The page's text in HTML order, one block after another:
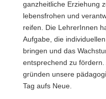
ganzheitliche Erziehung
lebensfrohen und
reifen. Die LehrerInnen
Aufgabe, die
bringen und das
entsprechend zu
gründen unsere
Tag aufs Neue.